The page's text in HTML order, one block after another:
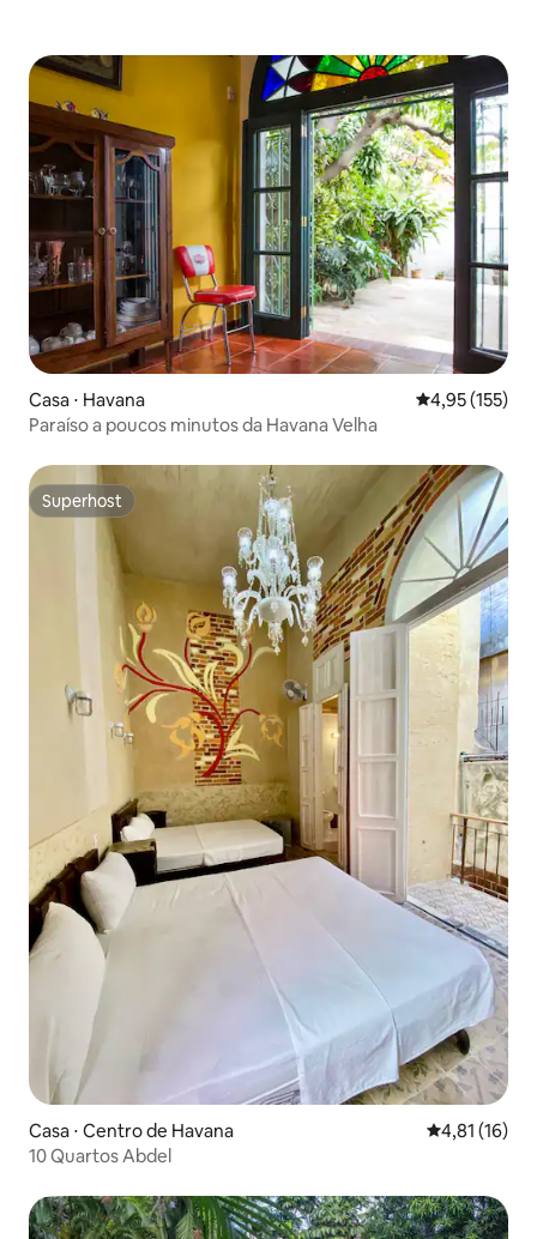
Casa ⋅ Havana 4,95 de uma
4,95 (155)
Paraíso a poucos minutos da Havana Velha
Superhost
Superhost
Casa ⋅ Centro de Havana 4,81 de uma
4,81 (16)
10 Quartos Abdel